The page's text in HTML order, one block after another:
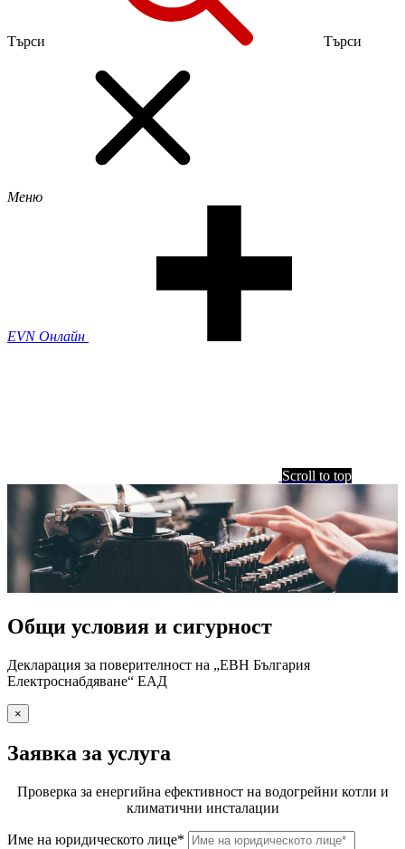
Търси Търси
Меню
EVN Онлайн
Scroll to top
Общи условия и сигурност
Декларация за поверителност на „ЕВН България
Електроснабдяване“ ЕАД
×
Заявка за услуга
Проверка за енергийна ефективност на водогрейни котли и
климатични инсталации
Име на юридическото лице*